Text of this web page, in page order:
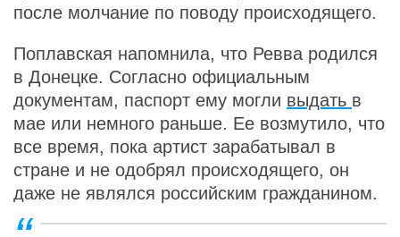
после молчание по поводу происходящего.
Поплавская напомнила, что Ревва родился
в Донецке. Согласно официальным
документам, паспорт ему могли выдать в
мае или немного раньше. Ее возмутило, что
все время, пока артист зарабатывал в
стране и не одобрял происходящего, он
даже не являлся российским гражданином.